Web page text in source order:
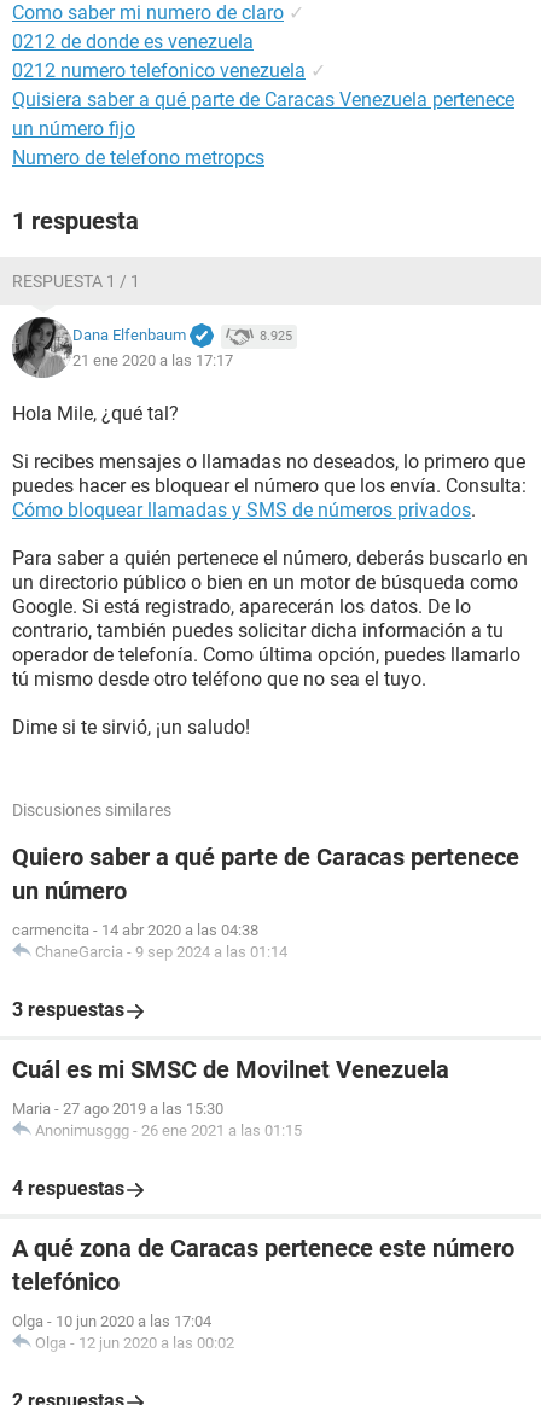
Como saber mi numero de claro ✓
0212 de donde es venezuela
0212 numero telefonico venezuela ✓
Quisiera saber a qué parte de Caracas Venezuela pertenece
un número fijo
Numero de telefono metropcs
1 respuesta
RESPUESTA 1 / 1
Dana Elfenbaum 8.925
21 ene 2020 a las 17:17
Hola Mile, ¿qué tal?
Si recibes mensajes o llamadas no deseados, lo primero que
puedes hacer es bloquear el número que los envía. Consulta:
Cómo bloquear llamadas y SMS de números privados.
Para saber a quién pertenece el número, deberás buscarlo en
un directorio público o bien en un motor de búsqueda como
Google. Si está registrado, aparecerán los datos. De lo
contrario, también puedes solicitar dicha información a tu
operador de telefonía. Como última opción, puedes llamarlo
tú mismo desde otro teléfono que no sea el tuyo.
Dime si te sirvió, ¡un saludo!
Discusiones similares
Quiero saber a qué parte de Caracas pertenece
un número
carmencita - 14 abr 2020 a las 04:38
ChaneGarcia - 9 sep 2024 a las 01:14
3 respuestas
Cuál es mi SMSC de Movilnet Venezuela
Maria - 27 ago 2019 a las 15:30
Anonimusggg - 26 ene 2021 a las 01:15
4 respuestas
A qué zona de Caracas pertenece este número
telefónico
Olga - 10 jun 2020 a las 17:04
Olga - 12 jun 2020 a las 00:02